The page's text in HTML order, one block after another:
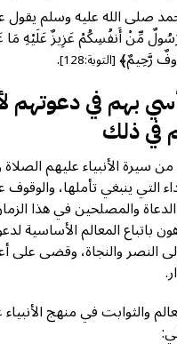
صلى الله عليه وسلم يقول
مِّنْ أَنفُسِكُمْ عَزِيزٌ عَلَيْهِ
رَّحِيمٌ﴾[التوبة:128] .
بهم في دعوتهم
في ذلك
سيرة الأنبياء عليهم
التي ينبغي تأملها، والوقوف
والمصلحين في هذا
باتباع المعالم الأساسية
النصر والنجاة، وقضى على
والثوابت في منهج